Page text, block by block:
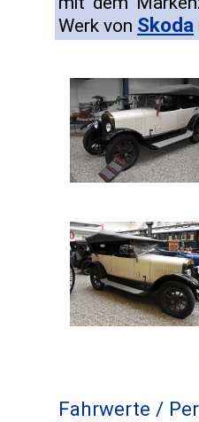
Werk von Skoda
Fahrwerte /